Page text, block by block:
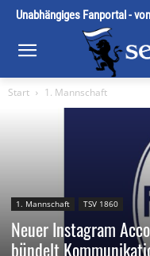
Unabhängiges Fanportal -
Start 1. Mannschaft
1. Mannschaft TSV 1860
Neuer Instagram
bündelt